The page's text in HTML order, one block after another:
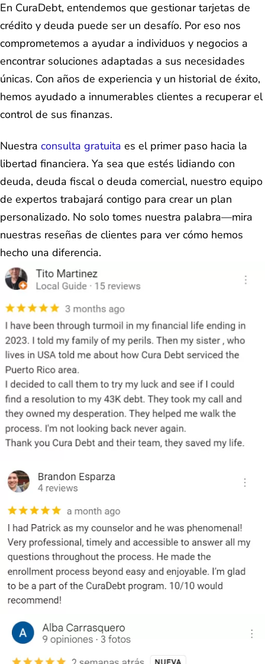
En CuraDebt, entendemos que gestionar tarjetas de
crédito y deuda puede ser un desafío. Por eso nos
comprometemos a ayudar a individuos y negocios a
encontrar soluciones adaptadas a sus necesidades
únicas. Con años de experiencia y un historial de éxito,
hemos ayudado a innumerables clientes a recuperar el
control de sus finanzas.
Nuestra consulta gratuita es el primer paso hacia la
libertad financiera. Ya sea que estés lidiando con
deuda, deuda fiscal o deuda comercial, nuestro equipo
de expertos trabajará contigo para crear un plan
personalizado. No solo tomes nuestra palabra—mira
nuestras reseñas de clientes para ver cómo hemos
hecho una diferencia.